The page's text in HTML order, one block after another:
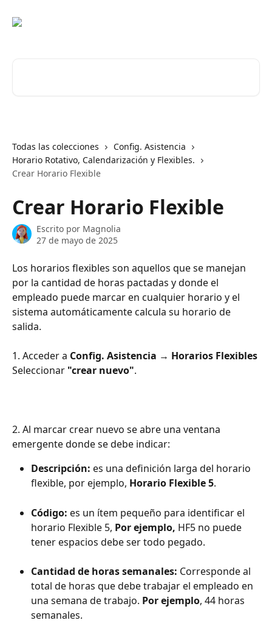
Todas las colecciones
Config. Asistencia
Horario Rotativo, Calendarización y Flexibles.
Crear Horario Flexible
Crear Horario Flexible
Escrito por Magnolia
27 de mayo de 2025
Los horarios flexibles son aquellos que se manejan
por la cantidad de horas pactadas y donde el
empleado puede marcar en cualquier horario y el
sistema automáticamente calcula su horario de
salida.
1. Acceder a Config. Asistencia → Horarios Flexibles
Seleccionar "crear nuevo".
2. Al marcar crear nuevo se abre una ventana
emergente donde se debe indicar:
Descripción: es una definición larga del horario
flexible, por ejemplo, Horario Flexible 5.
Código: es un ítem pequeño para identificar el
horario Flexible 5, Por ejemplo, HF5 no puede
tener espacios debe ser todo pegado.
Cantidad de horas semanales: Corresponde al
total de horas que debe trabajar el empleado en
una semana de trabajo. Por ejemplo, 44 horas
semanales.